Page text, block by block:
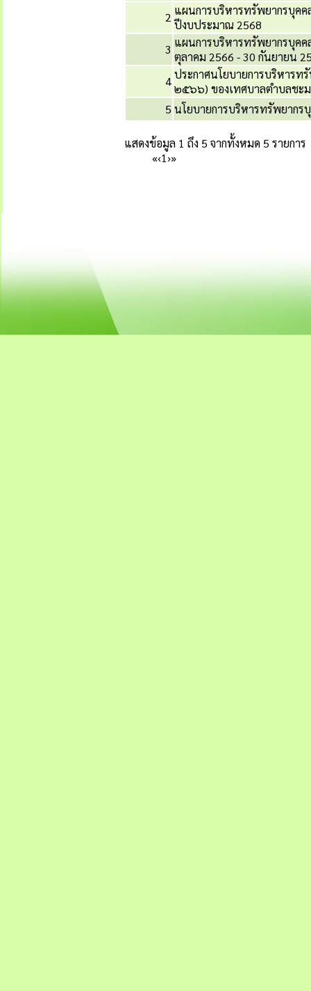
2 แผนการบริหารทรัพยากรบุค
ปีงบประมาณ 2568
3 แผนการบริหารทรัพยากรบุค
ตุลาคม 2566 - 30 กันยายน
4ประกาศนโยบายการบริหารท
๒๕๖๖) ของเทศบาลตำบลชะ
5 นโยบายการบริหารทรัพยากร
แสดงข้อมูล 1 ถึง 5 จากทั้งหมด 5 รายการ
«‹1›»